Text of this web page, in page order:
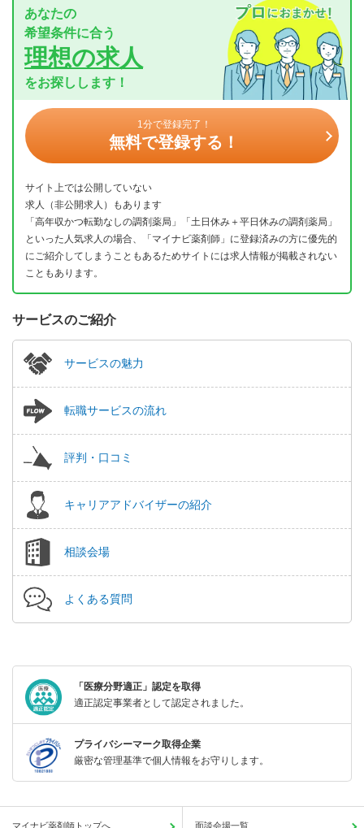
あなたの
希望条件に合う
理想の求人
をお探しします！
1分で登録完了！
無料で登録する！
サイト上では公開していない
求人（非公開求人）もあります
「高年収かつ転勤なしの調剤薬局」「土日休み＋平日休みの調剤薬局」
といった人気求人の場合、「マイナビ薬剤師」に登録済みの方に優先的
にご紹介してしまうこともあるためサイトには求人情報が掲載されない
こともあります。
サービスのご紹介
サービスの魅力
転職サービスの流れ
評判・口コミ
キャリアアドバイザーの紹介
相談会場
よくある質問
「医療分野適正」認定を取得
適正認定事業者として認定されました。
プライバシーマーク取得企業
厳密な管理基準で個人情報をお守りします。
マイナビ薬剤師トップへ 面談会場一覧